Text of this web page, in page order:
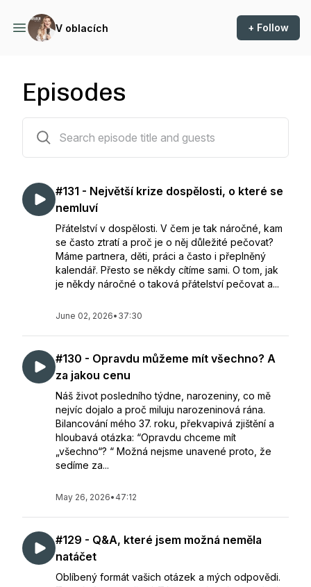
V oblacích + Follow
Episodes
#131 - Největší krize dospělosti, o které se
nemluví
Přátelství v dospělosti. V čem je tak náročné, kam
se často ztratí a proč je o něj důležité pečovat?
Máme partnera, děti, práci a často i přeplněný
kalendář. Přesto se někdy cítíme sami. O tom, jak
je někdy náročné o taková přátelství pečovat a...
June 02, 2026• 37:30
#130 - Opravdu můžeme mít všechno? A
za jakou cenu
Náš život posledního týdne, narozeniny, co mě
nejvíc dojalo a proč miluju narozeninová rána.
Bilancování mého 37. roku, překvapivá zjištění a
hloubavá otázka: “Opravdu chceme mít
„všechno“? “ Možná nejsme unavené proto, že
sedíme za...
May 26, 2026• 47:12
#129 - Q&A, které jsem možná neměla
natáčet
Oblíbený formát vašich otázek a mých odpovědi.